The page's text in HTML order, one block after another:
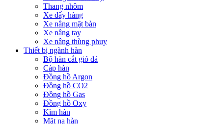
Thang nhôm
Xe đẩy hàng
Xe nâng mặt bàn
Xe nâng tay
Xe nâng thùng phuy
Thiết bị ngành hàn
Bộ hàn cắt gió đá
Cáp hàn
Đồng hồ Argon
Đồng hồ CO2
Đồng hồ Gas
Đồng hồ Oxy
Kìm hàn
Mặt nạ hàn